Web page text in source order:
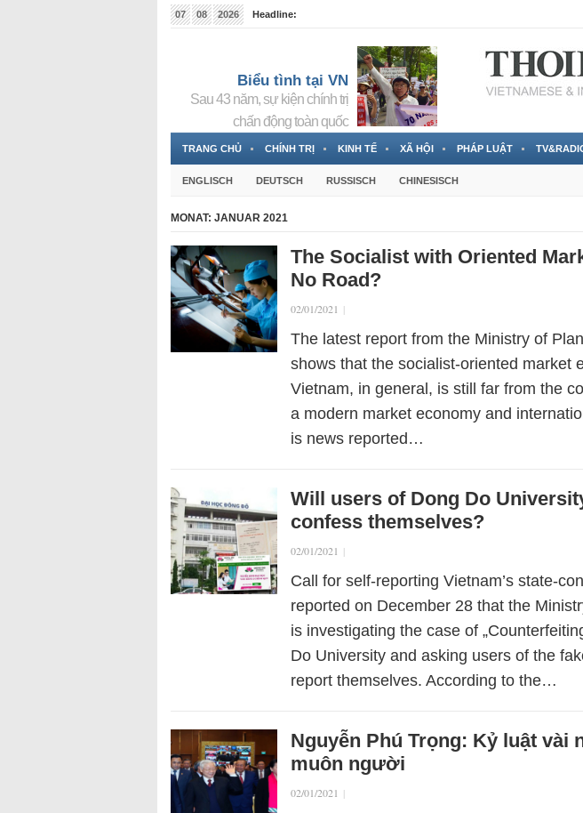
07 08 2026
Headline:
Biểu tình tại VN
Sau 43 năm, sự kiện chính trị
chấn động toàn quốc
TRANG CHỦ CHÍNH TRỊ KINH TẾ XÃ HỘI PHÁP LUẬT
ENGLISCH DEUTSCH RUSSISCH CHINESISCH
MONAT: JANUAR 2021
The Socialist with Oriented
No Road?
02/01/2021 |
The latest report from the Ministry of
shows that the socialist-oriented market
Vietnam, in general, is still far from the
a modern market economy and
is news reported…
Will users of Dong Do
confess themselves?
02/01/2021 |
Call for self-reporting Vietnam’s state-
reported on December 28 that the
is investigating the case of
Do University and asking users of the
report themselves. According to the…
Nguyễn Phú Trọng: Kỷ luật vài
muôn người
02/01/2021 |